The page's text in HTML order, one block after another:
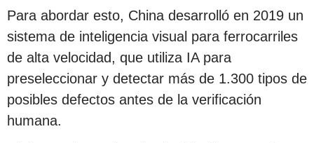
Para abordar esto, China desarrolló en 2019 un
sistema de inteligencia visual para ferrocarriles
de alta velocidad, que utiliza IA para
preseleccionar y detectar más de 1.300 tipos de
posibles defectos antes de la verificación
humana.